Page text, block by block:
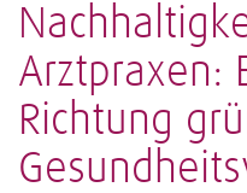
Arztpraxen:
Richtung